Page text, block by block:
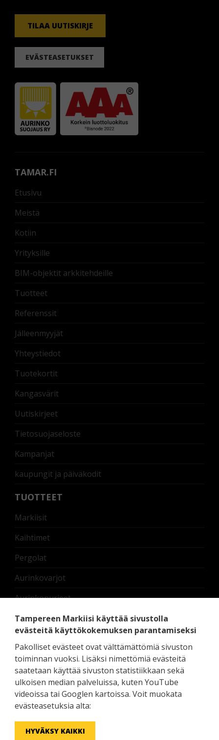
TILAA UUTISKIRJE
EVÄSTEASETUKSET
TAMAR.FI
Etusivu
Meistä
Kotiin
Yrityksille
BIM-objektit arkkitehdeille
Tuotteet
Referenssit
Jälleenmyyjät
Yhteystiedot
Tuotekortit
Kangasvärit
Uutiskirjeet
Tietosuojaseloste
Kampanjat
kaupungit ja päiväkodit
TUOTTEET
Markiisit
Kaihtimet
Pergolat
Aurinkovarjot
Aurinkopurjeet
Nostettavat lasikaiteet
Terassilämmittimet
Moottorit ja oheislaitteet
Pedelux erikoistuotteet
Zip Screen - screenkaihdin ulos
Tampereen Markiisi käyttää sivustolla
evästeitä käyttökokemuksen parantamiseksi
Pakolliset evästeet ovat välttämättömiä sivuston
toiminnan vuoksi. Lisäksi nimettömiä evästeitä
saatetaan käyttää sivuston statistiikkaan sekä
ulkoisen median palveluissa, kuten YouTube
videoissa tai Googlen kartoissa. Voit muokata
evästeasetuksia alta:
HYVÄKSY KAIKKI